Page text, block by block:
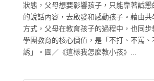
狀態，父母想要影響孩子，只能靠著誠懇
的說話內容，去啟發和感動孩子。藉由
方式，父母在教育孩子的過程中，也同
學團教育的核心價值，是「不打、不罵、
誘」。圖／《這樣我怎麼教小孩》...